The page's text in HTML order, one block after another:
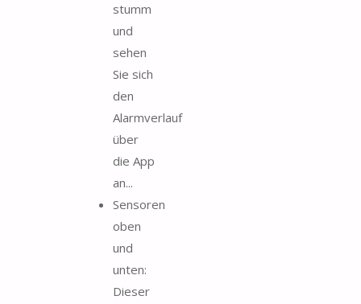
stumm
und
sehen
Sie sich
den
Alarmverlauf
über
die App
an...
Sensoren
oben
und
unten:
Dieser